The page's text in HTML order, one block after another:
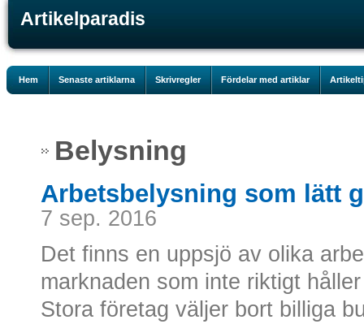
Artikelparadis
Hem Senaste artiklarna Skrivregler Fördelar med artiklar
Belysning
Arbetsbelysning som lätt
7 sep. 2016
Det finns en uppsjö av olika
marknaden som inte riktigt
Stora företag väljer bort billiga